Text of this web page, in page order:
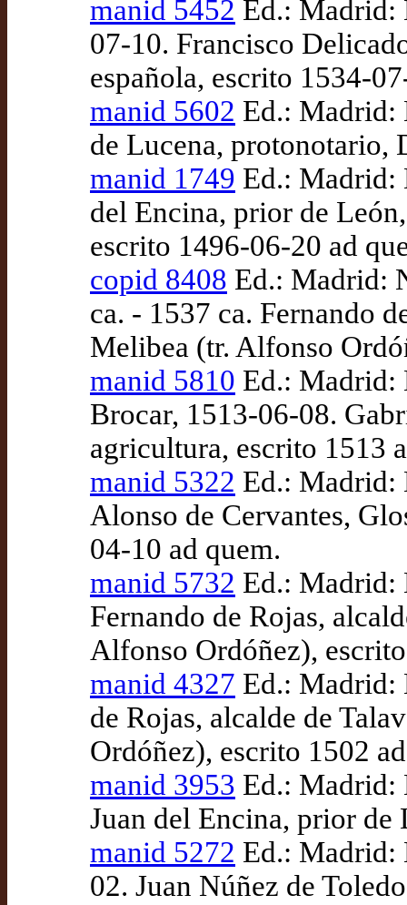
manid 5452 Ed.: Madrid:
07-10. Francisco
española, escrito 1534-
manid 5602 Ed.: Madrid:
de Lucena, protonotario,
manid 1749 Ed.: Madrid:
del Encina, prior de
escrito 1496-06-20 ad
copid 8408 Ed.: Madrid:
ca. - 1537 ca. Fernando
Melibea (tr. Alfonso
manid 5810 Ed.: Madrid:
Brocar, 1513-06-08.
agricultura, escrito 1513
manid 5322 Ed.: Madrid:
Alonso de Cervantes,
04-10 ad quem.
manid 5732 Ed.: Madrid:
Fernando de Rojas,
Alfonso Ordóñez),
manid 4327 Ed.: Madrid:
de Rojas, alcalde de
Ordóñez), escrito 1502
manid 3953 Ed.: Madrid:
Juan del Encina, prior
manid 5272 Ed.: Madrid:
02. Juan Núñez de